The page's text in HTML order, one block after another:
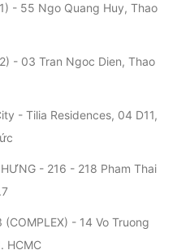
- 55 Ngo Quang Huy, Thao
- 03 Tran Ngoc Dien, Thao
- Tilia Residences, 04 D11,
- 216 - 218 Pham Thai
(COMPLEX) - 14 Vo Truong
HCMC